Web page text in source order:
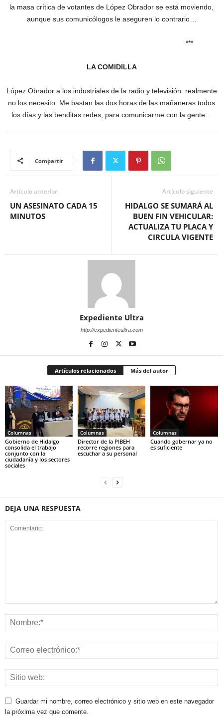
la masa crítica de votantes de López Obrador se está moviendo,
aunque sus comunicólogos le aseguren lo contrario…
***
LA COMIDILLA
López Obrador a los industriales de la radio y televisión: realmente
no los necesito. Me bastan las dos horas de las mañaneras todos
los días y las benditas redes, para comunicarme con la gente…
Compartir
Artículo anterior
UN ASESINATO CADA 15
MINUTOS
Artículo siguiente
HIDALGO SE SUMARÁ AL
BUEN FIN VEHICULAR:
ACTUALIZA TU PLACA Y
CIRCULA VIGENTE
Expediente Ultra
http://expedienteultra.com
Artículos relacionados Más del autor
Columnas
Gobierno de Hidalgo
consolida el trabajo
conjunto con la
ciudadanía y los sectores
sociales
Columnas
Director de la PIBEH
recorre regiones para
escuchar a su personal
Columnas
Cuando gobernar ya no
es suficiente
DEJA UNA RESPUESTA
Guardar mi nombre, correo electrónico y sitio web en este navegador
la próxima vez que comente.